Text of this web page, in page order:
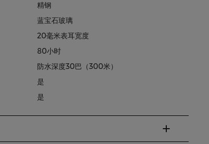
精钢
蓝宝石玻璃
20毫米表耳宽度
80小时
防水深度30巴（300米）
是
是